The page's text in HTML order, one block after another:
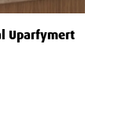
Uparfymert